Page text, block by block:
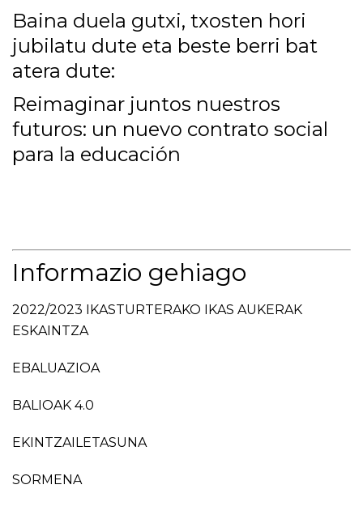
Baina duela gutxi, txosten hori
jubilatu dute eta beste berri bat
atera dute:​​​​​​​
Reimaginar juntos nuestros
futuros: un nuevo contrato social
para la educación
Informazio gehiago
2022/2023 IKASTURTERAKO IKAS AUKERAK
ESKAINTZA
EBALUAZIOA
BALIOAK 4.0
EKINTZAILETASUNA
SORMENA